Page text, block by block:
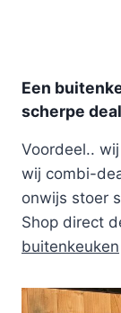
Een
scherpe deal
Voordeel..
wij combi-
onwijs stoer
Shop direct
buitenkeuken